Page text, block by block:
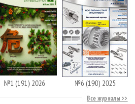
№1 (191) 2026 №6 (190) 2025
Все журналы